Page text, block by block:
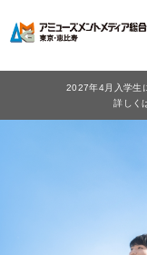
2027年4月入学生
詳しく